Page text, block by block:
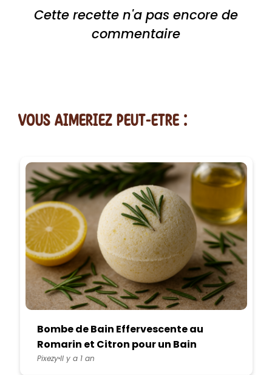
Cette recette n'a pas encore de
commentaire
vous AIMERiEZ PEUT-ETRE :
Bombe de Bain Effervescente au
Romarin et Citron pour un Bain
Détoxifiant
PixezyIl y a 1 an